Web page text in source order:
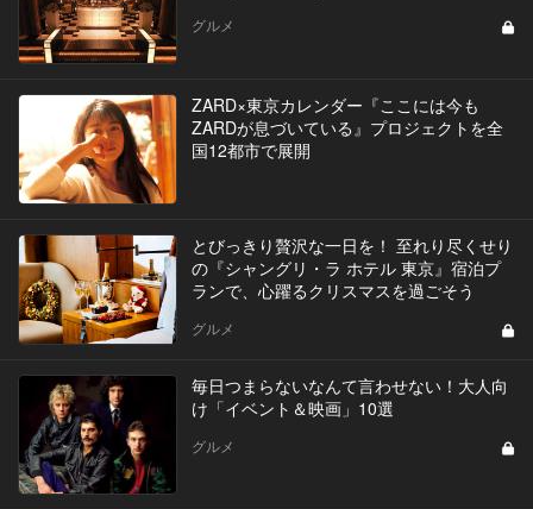
グルメ
ZARD×東京カレンダー『ここには今も
ZARDが息づいている』プロジェクトを全
国12都市で展開
とびっきり贅沢な一日を！ 至れり尽くせり
の『シャングリ・ラ ホテル 東京』宿泊プ
ランで、心躍るクリスマスを過ごそう
グルメ
毎日つまらないなんて言わせない！大人向
け「イベント＆映画」10選
グルメ